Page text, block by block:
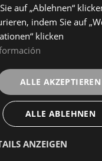
auf „Ablehnen“
indem Sie auf
klicken
ALLE AKZEPTIEREN
ALLE ABLEHNEN
ANZEIGEN